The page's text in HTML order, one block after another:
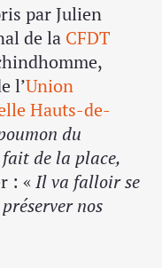
par Julien
de la CFDT
l’Union
Hauts-de-
du
de la place,
: « Il va falloir se
nos